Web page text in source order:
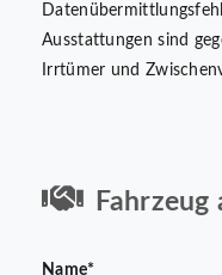
Ausstattungen sind
Irrtümer und
Fahrzeug
Name*